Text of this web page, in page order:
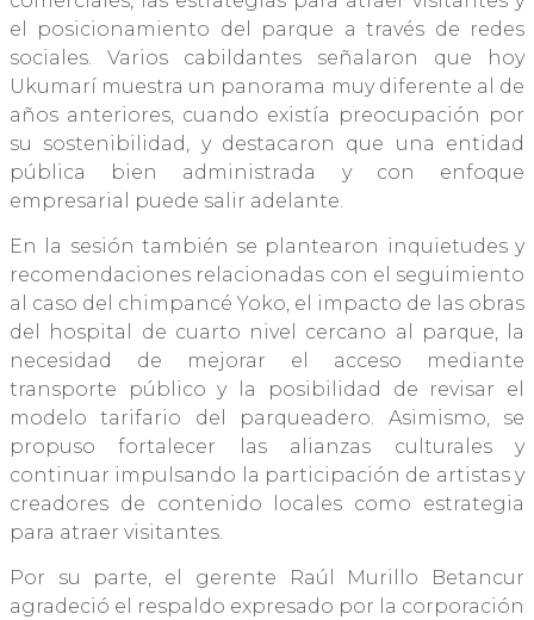
el posicionamiento del parque a través de redes
sociales. Varios cabildantes señalaron que hoy
Ukumarí muestra un panorama muy diferente al de
años anteriores, cuando existía preocupación por
su sostenibilidad, y destacaron que una entidad
pública bien administrada y con enfoque
empresarial puede salir adelante.
En la sesión también se plantearon inquietudes y
recomendaciones relacionadas con el seguimiento
al caso del chimpancé Yoko, el impacto de las obras
del hospital de cuarto nivel cercano al parque, la
necesidad de mejorar el acceso mediante
transporte público y la posibilidad de revisar el
modelo tarifario del parqueadero. Asimismo, se
propuso fortalecer las alianzas culturales y
continuar impulsando la participación de artistas y
creadores de contenido locales como estrategia
para atraer visitantes.
Por su parte, el gerente Raúl Murillo Betancur
agradeció el respaldo expresado por la corporación